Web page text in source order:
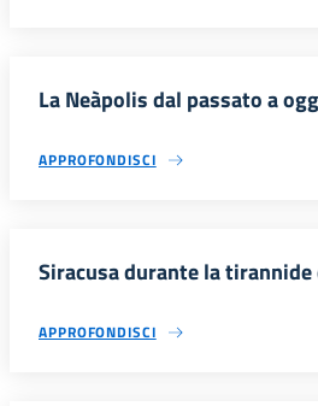
La Neàpolis dal passato a
APPROFONDISCI
Siracusa durante la
APPROFONDISCI